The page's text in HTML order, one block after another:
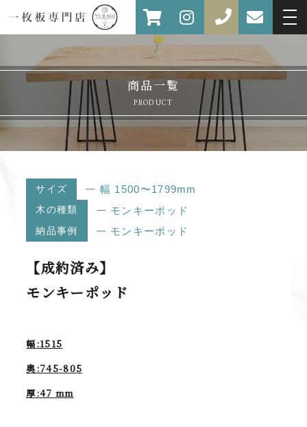
商品一覧
PRODUCT
サイズ 幅 1500〜1799mm
木の種類 モンキーポッド
納品事例 モンキーポッド
【成約済み】
モンキーポッド
幅:1515
奥:745-805
厚:47 mm